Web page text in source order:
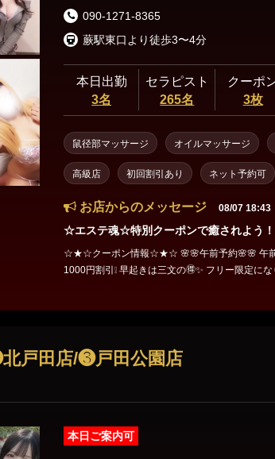
090-1271-8365
蕨駅東口より徒歩3〜4分
本日出勤
3名
セラピスト
265名
クーポ
3枚
鼠径部マッサージ オイルマッサージ
高級店 初回割引あり ネット予約可
お店からのメッセージ 08/07 18:43
☆エステ魂☆特別クーポンで癒されよう！
☆★☆クーポン情報☆★☆ 🌸🌸午前予約🌸🌸 午前にご予約するだけで
1000円割引❕ 早起きは三文の🉐✨ フリー限定になりますが当店のレベ
戸田店/❸戸田公園店
本日ご案内可